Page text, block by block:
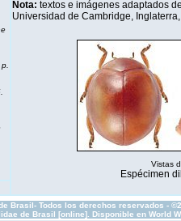
Nota: textos e imágenes adaptados
Universidad de Cambridge,
Vistas
Espécimen
Brasil- Todos los derechos reservados -
de Brasil [online]. Disponible en World